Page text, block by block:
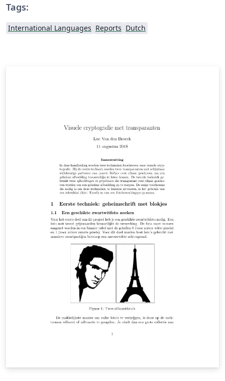
Tags:
International Languages Reports Dutch